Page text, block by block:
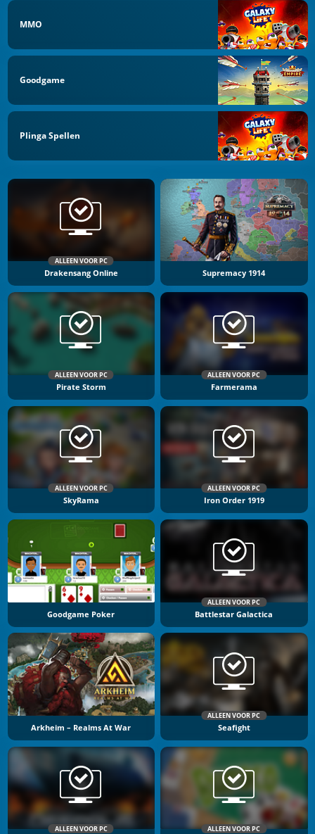
MMO
Goodgame
Plinga Spellen
ALLEEN VOOR PC
Drakensang Online Supremacy 1914
ALLEEN VOOR PC
Pirate Storm
ALLEEN VOOR PC
Farmerama
ALLEEN VOOR PC
SkyRama
ALLEEN VOOR PC
Iron Order 1919
Goodgame Poker
ALLEEN VOOR PC
Battlestar Galactica
Arkheim – Realms At War
ALLEEN VOOR PC
Seafight
ALLEEN VOOR PC ALLEEN VOOR PC